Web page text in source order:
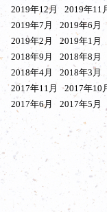
2019年12月
2019年11
2019年7月
2019年6月
2019年2月
2019年1月
2018年9月
2018年8月
2018年4月
2018年3月
2017年11月
2017年10
2017年6月
2017年5月